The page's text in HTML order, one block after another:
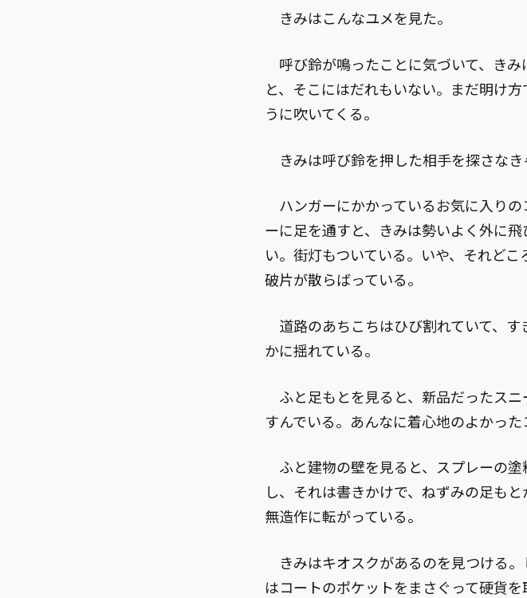
きみはこんなユメを見た。
呼び鈴が鳴ったことに気づいて、き
と、そこにはだれもいない。まだ明け
うに吹いてくる。
きみは呼び鈴を押した相手を探さなき
ハンガーにかかっているお気に入り
ーに足を通すと、きみは勢いよく外に
い。街灯もついている。いや、それど
破片が散らばっている。
道路のあちこちはひび割れていて、
かに揺れている。
ふと足もとを見ると、新品だったスニ
すんでいる。あんなに着心地のよかった
ふと建物の壁を見ると、スプレーの
し、それは書きかけで、ねずみの足も
無造作に転がっている。
きみはキオスクがあるのを見つける
はコートのポケットをまさぐって硬貨